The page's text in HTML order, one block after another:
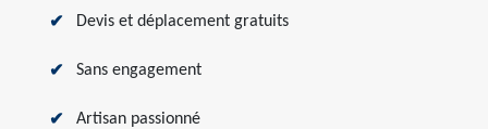
Devis et déplacement gratuits
Sans engagement
Artisan passionné